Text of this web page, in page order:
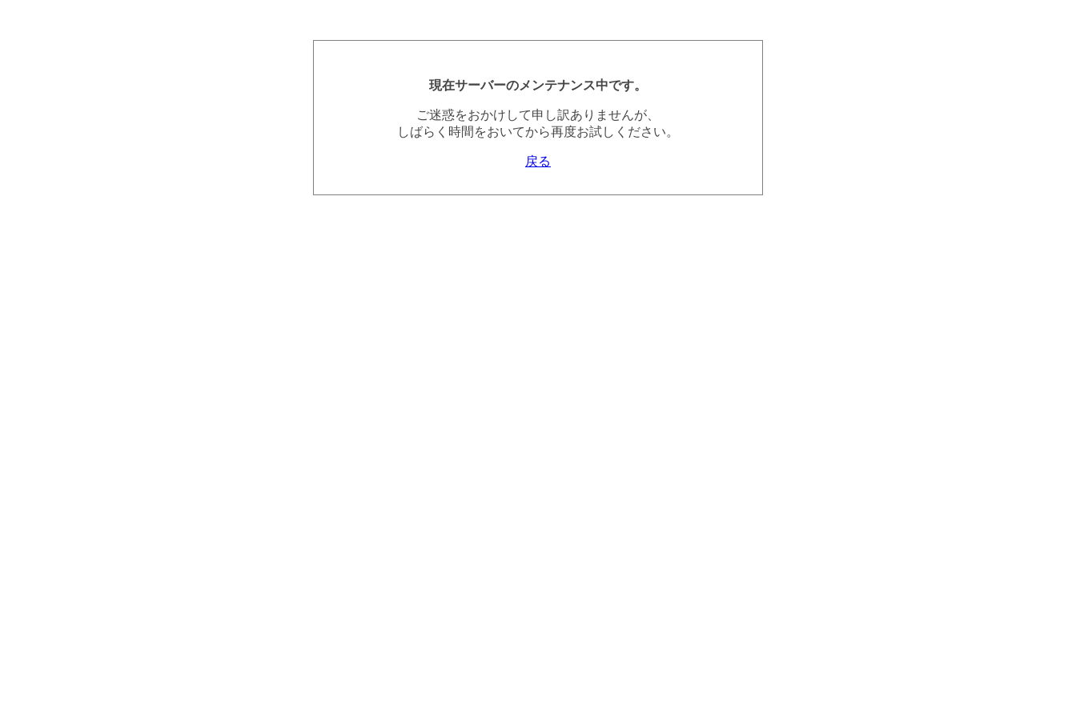
現在サーバーのメンテナンス中です。
ご迷惑をおかけして申し訳ありませんが、
しばらく時間をおいてから再度お試しください。
戻る